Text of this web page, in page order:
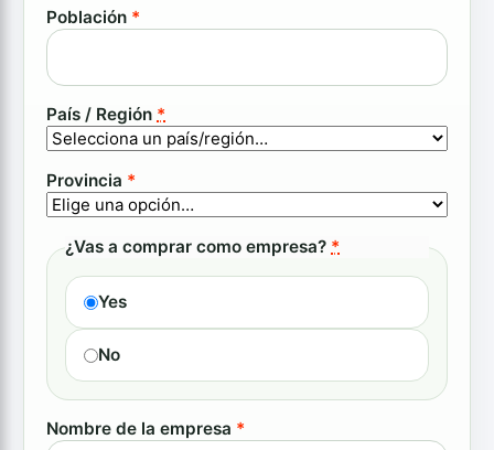
Población *
País / Región *
Provincia *
¿Vas a comprar como empresa? *
Yes
No
Nombre de la empresa *